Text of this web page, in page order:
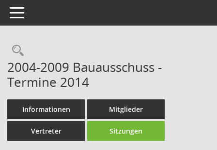
Toggle navigation
Rechercheauswahl
2004-2009 Bauausschuss -
Termine 2014
Informationen Mitglieder
Vertreter Sitzungen